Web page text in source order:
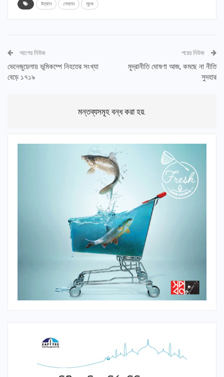
উত্থান লেনদেন সূচক
আগের নিউজ
ভেনেজুয়েলায় ভূমিকম্পে নিহতের সংখ্যা
বেড়ে ১৭১৯
পরের নিউজ
মুদ্রানীতি ঘোষণা আজ, কমছে না নীতি
সুদহার
মন্তব্যসমূহ বন্ধ করা হয়.